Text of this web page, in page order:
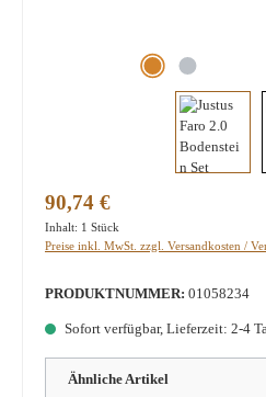
Regulärer Preis:
90,74 €
Inhalt: 1 Stück
Preise inkl. MwSt. zzgl. Versandkosten /
PRODUKTNUMMER: 01058234
Sofort verfügbar, Lieferzeit: 2-4
Ähnliche Artikel